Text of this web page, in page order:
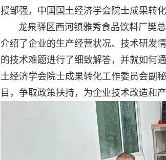
授邹强，中国 国土经济学会院士成果转
龙泉驿区西河镇雅秀食品饮料厂樊总
介绍了企业的生产经营状况、技术研发
的技术难题进行了细致解答，并就如何
土经济学会院士成果转化工作委员会副
目，争取政策扶持，为企业技术改造和